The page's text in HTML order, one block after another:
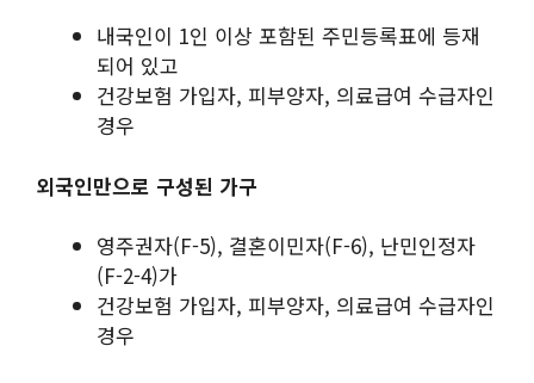
내국인이 1인 이상 포함된 주민등록표에 등재
되어 있고
건강보험 가입자, 피부양자, 의료급여 수급자인
경우
외국인만으로 구성된 가구
영주권자(F-5), 결혼이민자(F-6), 난민인정자
(F-2-4)가
건강보험 가입자, 피부양자, 의료급여 수급자인
경우